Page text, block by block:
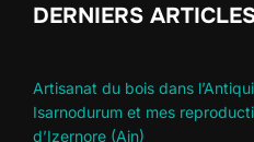
DERNIERS
Artisanat du bois dans
Isarnodurum et mes
d’Izernore (Ain)